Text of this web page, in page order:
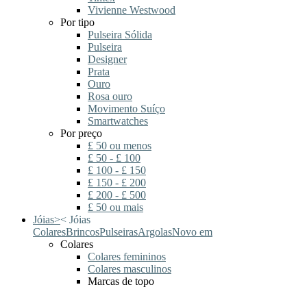
Vivienne Westwood
Por tipo
Pulseira Sólida
Pulseira
Designer
Prata
Ouro
Rosa ouro
Movimento Suíço
Smartwatches
Por preço
£ 50 ou menos
£ 50 - £ 100
£ 100 - £ 150
£ 150 - £ 200
£ 200 - £ 500
£ 50 ou mais
Jóias>< Jóias
ColaresBrincosPulseirasArgolasNovo em
Colares
Colares femininos
Colares masculinos
Marcas de topo